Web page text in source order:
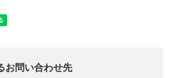
お問い合わせ先